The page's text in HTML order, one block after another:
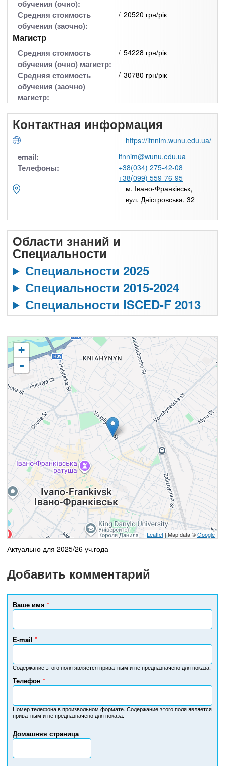
обучения (очно):
Средняя стоимость
обучения (заочно):
20520 грн/рік
Магистр
Средняя стоимость
обучения (очно) магистр:
54228 грн/рік
Средняя стоимость
обучения (заочно)
магистр:
30780 грн/рік
Контактная информация
https://ifnnim.wunu.edu.ua/
email: ifnnim@wunu.edu.ua
Телефоны:
+38(034) 275-42-08
+38(099) 559-76-95
м. Івано-Франківськ,
вул. Дністровська, 32
Области знаний и
Специальности
Специальности 2025
Специальности 2015-2024
Специальности ISCED-F 2013
+
-
Leaflet | Map data ©Google
Актуально для 2025/26 уч.года
Добавить комментарий
Ваше имя *
E-mail *
Содержание этого поля является приватным и не предназначено для показа.
Домашняя страница
Телефон *
Н
м
е
т
л
Номер телефона в произвольном формате. Содержание этого поля является
приватным и не предназначено для показа.